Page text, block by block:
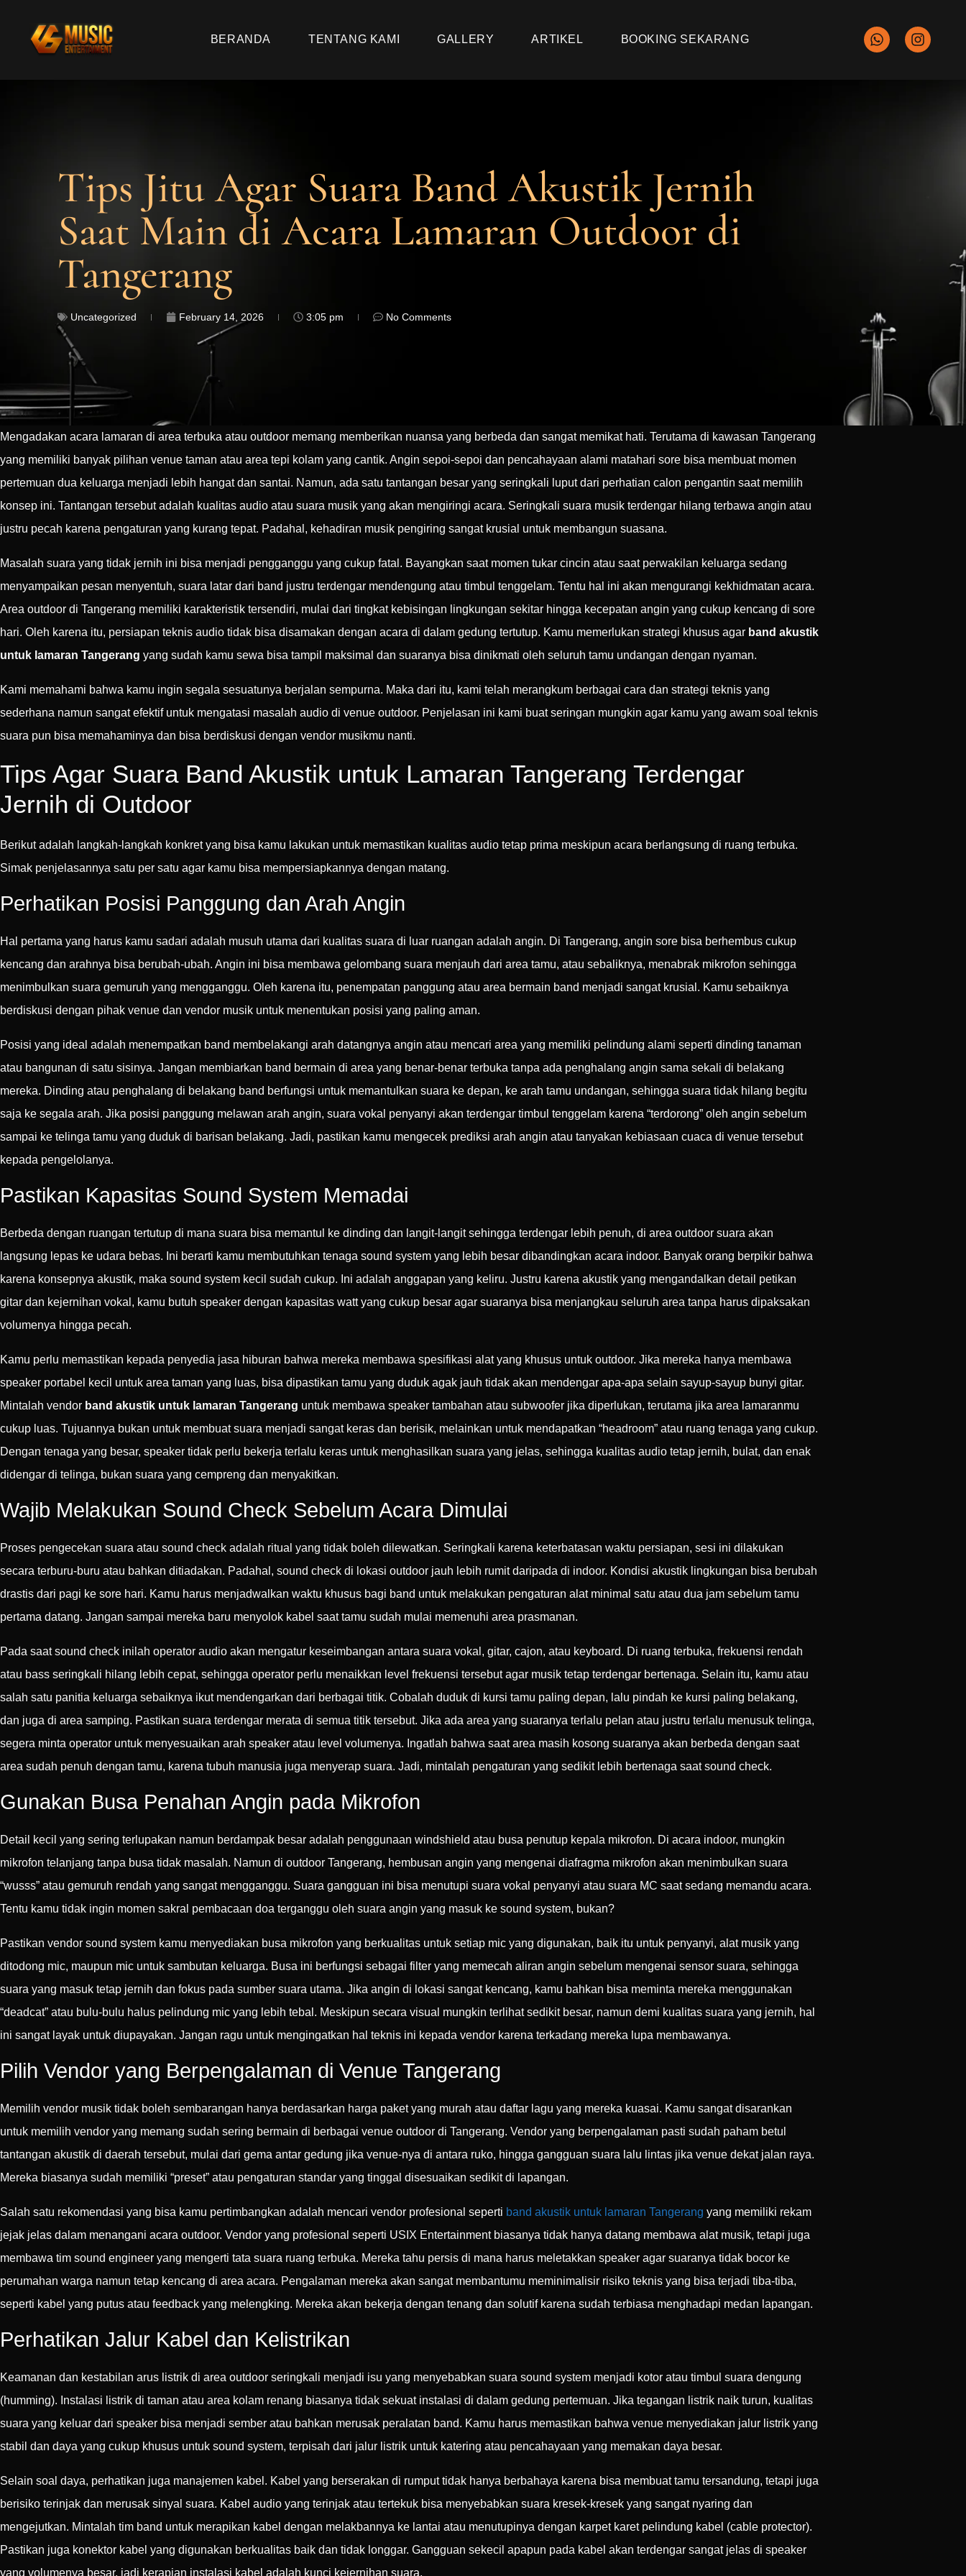
BERANDA TENTANG KAMI GALLERY ARTIKEL BOOKING SEKARANG
Tips Jitu Agar Suara Band Akustik Jernih
Saat Main di Acara Lamaran Outdoor di
Tangerang
Uncategorized February 14, 2026 3:05 pm No Comments
Mengadakan acara lamaran di area terbuka atau outdoor memang memberikan nuansa yang berbeda dan sangat memikat hati. Terutama di kawasan Tangerang
yang memiliki banyak pilihan venue taman atau area tepi kolam yang cantik. Angin sepoi-sepoi dan pencahayaan alami matahari sore bisa membuat momen
pertemuan dua keluarga menjadi lebih hangat dan santai. Namun, ada satu tantangan besar yang seringkali luput dari perhatian calon pengantin saat memilih
konsep ini. Tantangan tersebut adalah kualitas audio atau suara musik yang akan mengiringi acara. Seringkali suara musik terdengar hilang terbawa angin atau
justru pecah karena pengaturan yang kurang tepat. Padahal, kehadiran musik pengiring sangat krusial untuk membangun suasana.
Masalah suara yang tidak jernih ini bisa menjadi pengganggu yang cukup fatal. Bayangkan saat momen tukar cincin atau saat perwakilan keluarga sedang
menyampaikan pesan menyentuh, suara latar dari band justru terdengar mendengung atau timbul tenggelam. Tentu hal ini akan mengurangi kekhidmatan acara.
Area outdoor di Tangerang memiliki karakteristik tersendiri, mulai dari tingkat kebisingan lingkungan sekitar hingga kecepatan angin yang cukup kencang di sore
hari. Oleh karena itu, persiapan teknis audio tidak bisa disamakan dengan acara di dalam gedung tertutup. Kamu memerlukan strategi khusus agar band akustik
untuk lamaran Tangerang yang sudah kamu sewa bisa tampil maksimal dan suaranya bisa dinikmati oleh seluruh tamu undangan dengan nyaman.
Kami memahami bahwa kamu ingin segala sesuatunya berjalan sempurna. Maka dari itu, kami telah merangkum berbagai cara dan strategi teknis yang
sederhana namun sangat efektif untuk mengatasi masalah audio di venue outdoor. Penjelasan ini kami buat seringan mungkin agar kamu yang awam soal teknis
suara pun bisa memahaminya dan bisa berdiskusi dengan vendor musikmu nanti.
Tips Agar Suara Band Akustik untuk Lamaran Tangerang Terdengar
Jernih di Outdoor
Berikut adalah langkah-langkah konkret yang bisa kamu lakukan untuk memastikan kualitas audio tetap prima meskipun acara berlangsung di ruang terbuka.
Simak penjelasannya satu per satu agar kamu bisa mempersiapkannya dengan matang.
Perhatikan Posisi Panggung dan Arah Angin
Hal pertama yang harus kamu sadari adalah musuh utama dari kualitas suara di luar ruangan adalah angin. Di Tangerang, angin sore bisa berhembus cukup
kencang dan arahnya bisa berubah-ubah. Angin ini bisa membawa gelombang suara menjauh dari area tamu, atau sebaliknya, menabrak mikrofon sehingga
menimbulkan suara gemuruh yang mengganggu. Oleh karena itu, penempatan panggung atau area bermain band menjadi sangat krusial. Kamu sebaiknya
berdiskusi dengan pihak venue dan vendor musik untuk menentukan posisi yang paling aman.
Posisi yang ideal adalah menempatkan band membelakangi arah datangnya angin atau mencari area yang memiliki pelindung alami seperti dinding tanaman
atau bangunan di satu sisinya. Jangan membiarkan band bermain di area yang benar-benar terbuka tanpa ada penghalang angin sama sekali di belakang
mereka. Dinding atau penghalang di belakang band berfungsi untuk memantulkan suara ke depan, ke arah tamu undangan, sehingga suara tidak hilang begitu
saja ke segala arah. Jika posisi panggung melawan arah angin, suara vokal penyanyi akan terdengar timbul tenggelam karena “terdorong” oleh angin sebelum
sampai ke telinga tamu yang duduk di barisan belakang. Jadi, pastikan kamu mengecek prediksi arah angin atau tanyakan kebiasaan cuaca di venue tersebut
kepada pengelolanya.
Pastikan Kapasitas Sound System Memadai
Berbeda dengan ruangan tertutup di mana suara bisa memantul ke dinding dan langit-langit sehingga terdengar lebih penuh, di area outdoor suara akan
langsung lepas ke udara bebas. Ini berarti kamu membutuhkan tenaga sound system yang lebih besar dibandingkan acara indoor. Banyak orang berpikir bahwa
karena konsepnya akustik, maka sound system kecil sudah cukup. Ini adalah anggapan yang keliru. Justru karena akustik yang mengandalkan detail petikan
gitar dan kejernihan vokal, kamu butuh speaker dengan kapasitas watt yang cukup besar agar suaranya bisa menjangkau seluruh area tanpa harus dipaksakan
volumenya hingga pecah.
Kamu perlu memastikan kepada penyedia jasa hiburan bahwa mereka membawa spesifikasi alat yang khusus untuk outdoor. Jika mereka hanya membawa
speaker portabel kecil untuk area taman yang luas, bisa dipastikan tamu yang duduk agak jauh tidak akan mendengar apa-apa selain sayup-sayup bunyi gitar.
Mintalah vendor band akustik untuk lamaran Tangerang untuk membawa speaker tambahan atau subwoofer jika diperlukan, terutama jika area lamaranmu
cukup luas. Tujuannya bukan untuk membuat suara menjadi sangat keras dan berisik, melainkan untuk mendapatkan “headroom” atau ruang tenaga yang cukup.
Dengan tenaga yang besar, speaker tidak perlu bekerja terlalu keras untuk menghasilkan suara yang jelas, sehingga kualitas audio tetap jernih, bulat, dan enak
didengar di telinga, bukan suara yang cempreng dan menyakitkan.
Wajib Melakukan Sound Check Sebelum Acara Dimulai
Proses pengecekan suara atau sound check adalah ritual yang tidak boleh dilewatkan. Seringkali karena keterbatasan waktu persiapan, sesi ini dilakukan
secara terburu-buru atau bahkan ditiadakan. Padahal, sound check di lokasi outdoor jauh lebih rumit daripada di indoor. Kondisi akustik lingkungan bisa berubah
drastis dari pagi ke sore hari. Kamu harus menjadwalkan waktu khusus bagi band untuk melakukan pengaturan alat minimal satu atau dua jam sebelum tamu
pertama datang. Jangan sampai mereka baru menyolok kabel saat tamu sudah mulai memenuhi area prasmanan.
Pada saat sound check inilah operator audio akan mengatur keseimbangan antara suara vokal, gitar, cajon, atau keyboard. Di ruang terbuka, frekuensi rendah
atau bass seringkali hilang lebih cepat, sehingga operator perlu menaikkan level frekuensi tersebut agar musik tetap terdengar bertenaga. Selain itu, kamu atau
salah satu panitia keluarga sebaiknya ikut mendengarkan dari berbagai titik. Cobalah duduk di kursi tamu paling depan, lalu pindah ke kursi paling belakang,
dan juga di area samping. Pastikan suara terdengar merata di semua titik tersebut. Jika ada area yang suaranya terlalu pelan atau justru terlalu menusuk telinga,
segera minta operator untuk menyesuaikan arah speaker atau level volumenya. Ingatlah bahwa saat area masih kosong suaranya akan berbeda dengan saat
area sudah penuh dengan tamu, karena tubuh manusia juga menyerap suara. Jadi, mintalah pengaturan yang sedikit lebih bertenaga saat sound check.
Gunakan Busa Penahan Angin pada Mikrofon
Detail kecil yang sering terlupakan namun berdampak besar adalah penggunaan windshield atau busa penutup kepala mikrofon. Di acara indoor, mungkin
mikrofon telanjang tanpa busa tidak masalah. Namun di outdoor Tangerang, hembusan angin yang mengenai diafragma mikrofon akan menimbulkan suara
“wusss” atau gemuruh rendah yang sangat mengganggu. Suara gangguan ini bisa menutupi suara vokal penyanyi atau suara MC saat sedang memandu acara.
Tentu kamu tidak ingin momen sakral pembacaan doa terganggu oleh suara angin yang masuk ke sound system, bukan?
Pastikan vendor sound system kamu menyediakan busa mikrofon yang berkualitas untuk setiap mic yang digunakan, baik itu untuk penyanyi, alat musik yang
ditodong mic, maupun mic untuk sambutan keluarga. Busa ini berfungsi sebagai filter yang memecah aliran angin sebelum mengenai sensor suara, sehingga
suara yang masuk tetap jernih dan fokus pada sumber suara utama. Jika angin di lokasi sangat kencang, kamu bahkan bisa meminta mereka menggunakan
“deadcat” atau bulu-bulu halus pelindung mic yang lebih tebal. Meskipun secara visual mungkin terlihat sedikit besar, namun demi kualitas suara yang jernih, hal
ini sangat layak untuk diupayakan. Jangan ragu untuk mengingatkan hal teknis ini kepada vendor karena terkadang mereka lupa membawanya.
Pilih Vendor yang Berpengalaman di Venue Tangerang
Memilih vendor musik tidak boleh sembarangan hanya berdasarkan harga paket yang murah atau daftar lagu yang mereka kuasai. Kamu sangat disarankan
untuk memilih vendor yang memang sudah sering bermain di berbagai venue outdoor di Tangerang. Vendor yang berpengalaman pasti sudah paham betul
tantangan akustik di daerah tersebut, mulai dari gema antar gedung jika venue-nya di antara ruko, hingga gangguan suara lalu lintas jika venue dekat jalan raya.
Mereka biasanya sudah memiliki “preset” atau pengaturan standar yang tinggal disesuaikan sedikit di lapangan.
Salah satu rekomendasi yang bisa kamu pertimbangkan adalah mencari vendor profesional seperti band akustik untuk lamaran Tangerang yang memiliki rekam
jejak jelas dalam menangani acara outdoor. Vendor yang profesional seperti USIX Entertainment biasanya tidak hanya datang membawa alat musik, tetapi juga
membawa tim sound engineer yang mengerti tata suara ruang terbuka. Mereka tahu persis di mana harus meletakkan speaker agar suaranya tidak bocor ke
perumahan warga namun tetap kencang di area acara. Pengalaman mereka akan sangat membantumu meminimalisir risiko teknis yang bisa terjadi tiba-tiba,
seperti kabel yang putus atau feedback yang melengking. Mereka akan bekerja dengan tenang dan solutif karena sudah terbiasa menghadapi medan lapangan.
Perhatikan Jalur Kabel dan Kelistrikan
Keamanan dan kestabilan arus listrik di area outdoor seringkali menjadi isu yang menyebabkan suara sound system menjadi kotor atau timbul suara dengung
(humming). Instalasi listrik di taman atau area kolam renang biasanya tidak sekuat instalasi di dalam gedung pertemuan. Jika tegangan listrik naik turun, kualitas
suara yang keluar dari speaker bisa menjadi sember atau bahkan merusak peralatan band. Kamu harus memastikan bahwa venue menyediakan jalur listrik yang
stabil dan daya yang cukup khusus untuk sound system, terpisah dari jalur listrik untuk katering atau pencahayaan yang memakan daya besar.
Selain soal daya, perhatikan juga manajemen kabel. Kabel yang berserakan di rumput tidak hanya berbahaya karena bisa membuat tamu tersandung, tetapi juga
berisiko terinjak dan merusak sinyal suara. Kabel audio yang terinjak atau tertekuk bisa menyebabkan suara kresek-kresek yang sangat nyaring dan
mengejutkan. Mintalah tim band untuk merapikan kabel dengan melakbannya ke lantai atau menutupinya dengan karpet karet pelindung kabel (cable protector).
Pastikan juga konektor kabel yang digunakan berkualitas baik dan tidak longgar. Gangguan sekecil apapun pada kabel akan terdengar sangat jelas di speaker
yang volumenya besar, jadi kerapian instalasi kabel adalah kunci kejernihan suara.